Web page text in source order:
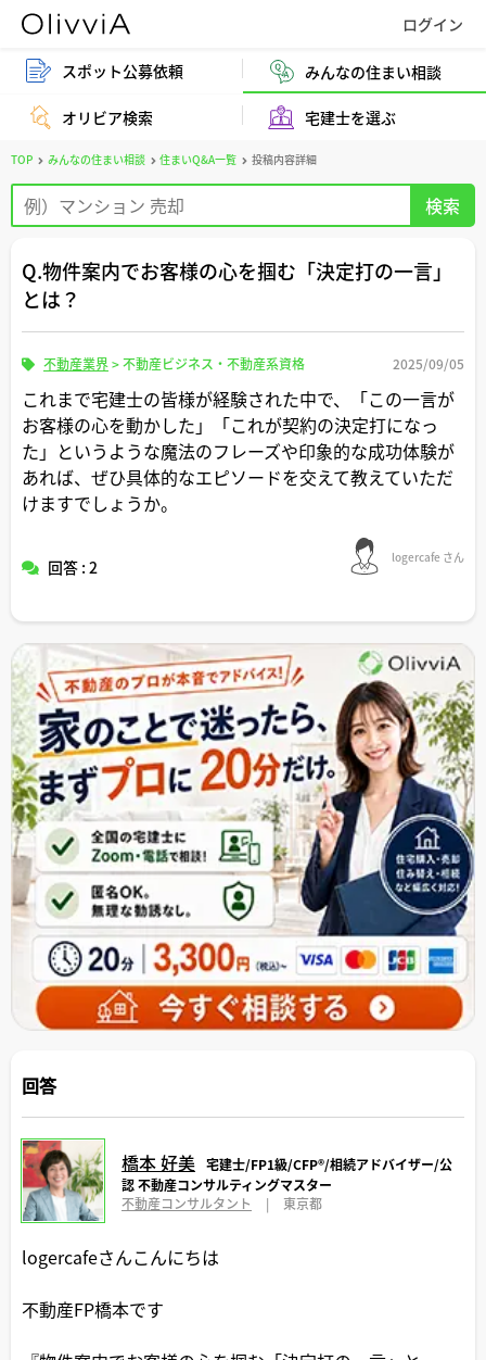
スポット公募依頼 みんなの住まい相談
オリビア検索 宅建士を選ぶ
TOP みんなの住まい相談 住まいQ&A一覧 投稿内容詳細
Q.物件案内でお客様の心を掴む「決定打の一言」
とは？
不動産業界>不動産ビジネス・不動産系資格 2025/09/05
これまで宅建士の皆様が経験された中で、「この一言が
お客様の心を動かした」「これが契約の決定打になっ
た」というような魔法のフレーズや印象的な成功体験が
あれば、ぜひ具体的なエピソードを交えて教えていただ
けますでしょうか。
回答 : 2 logercafe さん
回答
橋本 好美 宅建士/FP1級/CFP®️/相続アドバイザー/公
認 不動産コンサルティングマスター
不動産コンサルタント
| 東京都
logercafeさんこんにちは
不動産FP橋本です